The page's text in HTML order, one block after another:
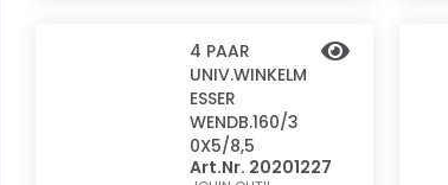
4 PAAR
UNIV.WINKELM
ESSER
WENDB.160/3
0X5/8,5
Art.Nr. 20201227